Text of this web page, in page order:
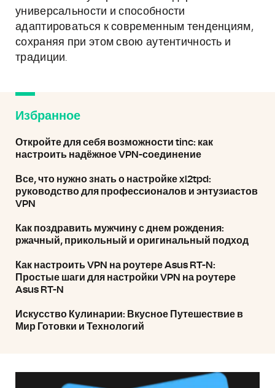
универсальности и способности
адаптироваться к современным тенденциям,
сохраняя при этом свою аутентичность и
традиции.
Избранное
Откройте для себя возможности tinc: как
настроить надёжное VPN-соединение
Все, что нужно знать о настройке xl2tpd:
руководство для профессионалов и энтузиастов
VPN
Как поздравить мужчину с днем рождения:
ржачный, прикольный и оригинальный подход
Как настроить VPN на роутере Asus RT-N:
Простые шаги для настройки VPN на роутере
Asus RT-N
Искусство Кулинарии: Вкусное Путешествие в
Мир Готовки и Технологий